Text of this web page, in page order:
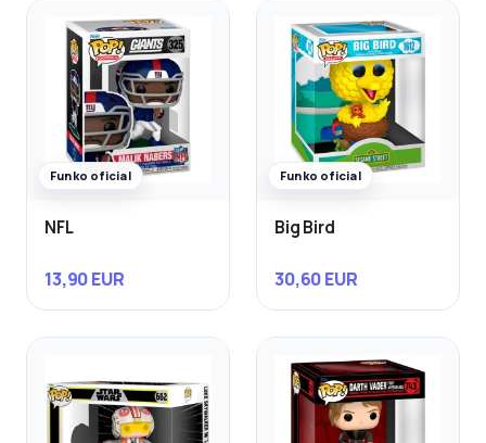
Funko oficial
NFL
13,90 EUR
Funko oficial
Big Bird
30,60 EUR